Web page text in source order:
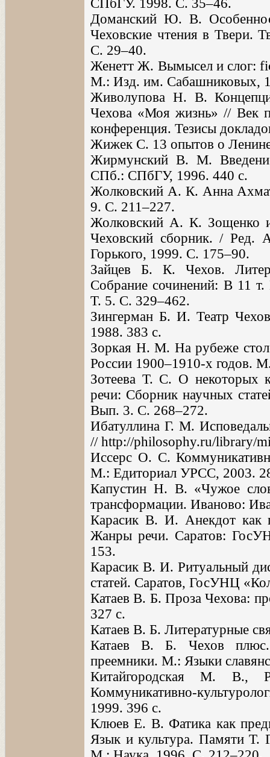
СПбГУ. 1998. С. 35–46.
Доманский Ю. В.
Чеховские чтения в Твери.
С. 29–40.
Женетт Ж. Вымысел и слог:
М.: Изд. им. Сабашниковых,
Живолупова Н. В.
Чехова «Моя жизнь» // Век
конференция. Тезисы
Жижек С. 13 опытов о
Жирмунский В. М.
СПб.: СПбГУ, 1996. 440 с.
Жолковский А. К. Анна
9. С. 211–227.
Жолковский А. К. Зощенко и
Чеховский сборник. /
Горького, 1999. С. 175–90.
Зайцев Б. К. Чехов.
Собрание сочинений: В 11
Т. 5. С. 329–462.
Зингерман Б. И. Театр
1988. 383 с.
Зоркая Н. М. На рубеже
России 1900–1910-х годов.
Зотеева Т. С. О некоторых
речи: Сборник научных
Вып. 3. С. 268–272.
Ибатуллина Г. М.
// http://philosophy.ru/library/
Иссерс О. С.
М.: Едиториал УРСС, 2003.
Капустин Н. В. «Чужое
трансформации. Иваново:
Карасик В. И. Анекдот как
Жанры речи. Саратов:
153.
Карасик В. И. Ритуальный
статей. Саратов, ГосУНЦ
Катаев В. Б. Проза Чехова:
327 с.
Катаев В. Б. Литературные
Катаев В. Б. Чехов
преемники. М.: Языки
Китайгородская М. В.,
Коммуникативно-
1999. 396 с.
Клюев Е. В. Фатика как
Язык и культура. Памяти